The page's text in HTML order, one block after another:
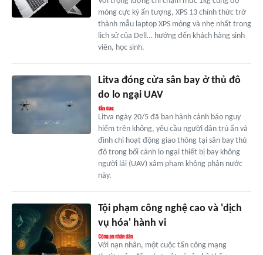
mỏng cực kỳ ấn tượng, XPS 13 chính thức trở
thành mẫu laptop XPS mỏng và nhẹ nhất trong
lịch sử của Dell… hướng đến khách hàng sinh
viên, học sinh.
Litva đóng cửa sân bay ở thủ đô
do lo ngại UAV
Litva ngày 20/5 đã ban hành cảnh báo nguy
hiểm trên không, yêu cầu người dân trú ẩn và
đình chỉ hoạt động giao thông tại sân bay thủ
đô trong bối cảnh lo ngại thiết bị bay không
người lái (UAV) xâm phạm không phận nước
này.
Tội phạm công nghệ cao và 'dịch
vụ hóa' hành vi
Với nạn nhân, một cuộc tấn công mạng